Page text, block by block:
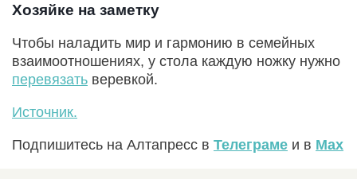
Хозяйке на заметку
Чтобы наладить мир и гармонию в семейных
взаимоотношениях, у стола каждую ножку нужно
перевязать веревкой.
Источник.
Подпишитесь на Алтапресс в Телеграме и в Max